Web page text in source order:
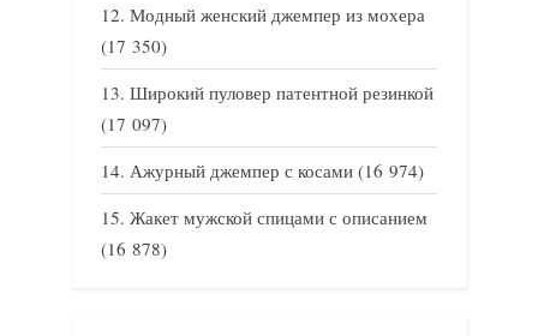
Модный женский джемпер из мохера
(17 350)
Широкий пуловер патентной резинкой
(17 097)
Ажурный джемпер с косами (16 974)
Жакет мужской спицами с описанием
(16 878)